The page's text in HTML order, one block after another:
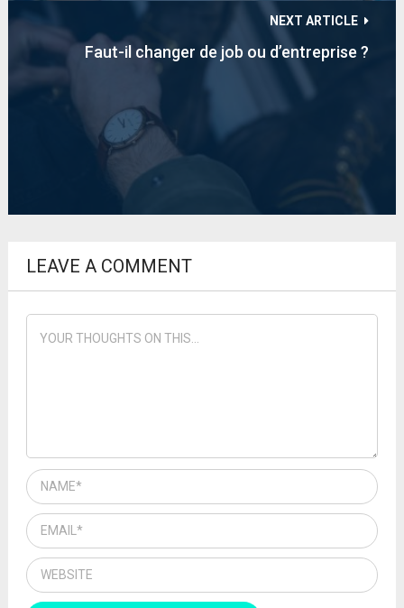
NEXT ARTICLE
Faut-il changer de job ou d’entreprise ?
LEAVE A COMMENT